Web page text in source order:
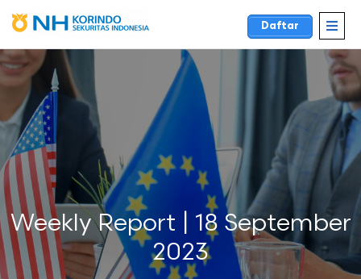
Daftar
Weekly Report | 18 September
2023